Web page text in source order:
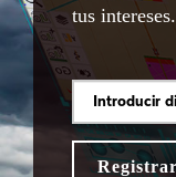
tus intereses.